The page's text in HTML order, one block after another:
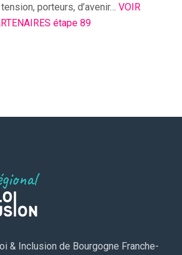
porteurs, d’avenir… VOIR
étape 89
& Inclusion de Bourgogne Franche-